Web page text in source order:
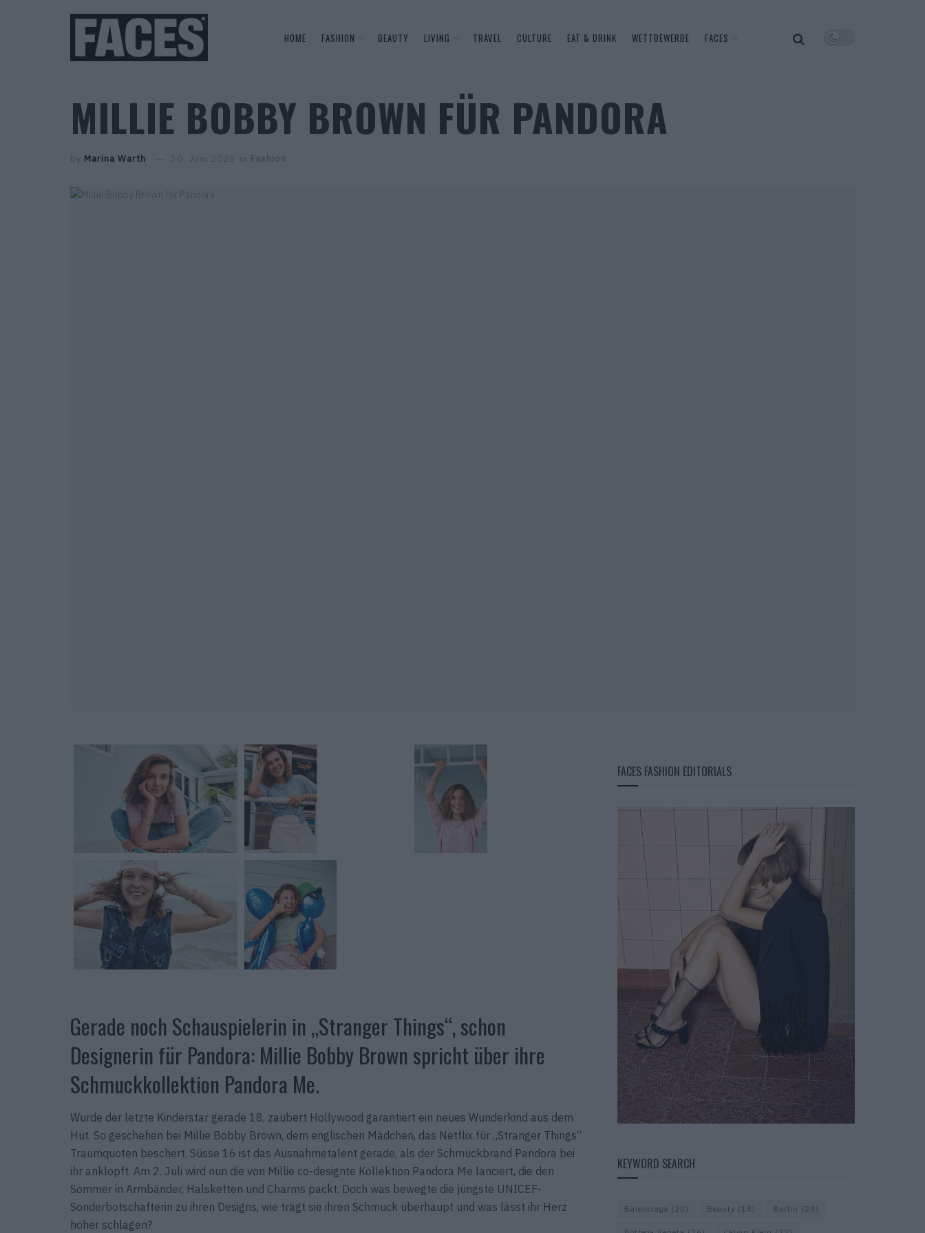
HOME FASHION BEAUTY LIVING TRAVEL CULTURE EAT & DRINK WETTBEWERBE FACES
MILLIE BOBBY BROWN FÜR PANDORA
by Marina Warth 30. Juni 2020 in Fashion
Gerade noch Schauspielerin in „Stranger Things“, schon
Designerin für Pandora: Millie Bobby Brown spricht über ihre
Schmuckkollektion Pandora Me.
Wurde der letzte Kinderstar gerade 18, zaubert Hollywood garantiert ein neues Wunderkind aus dem
Hut. So geschehen bei Millie Bobby Brown, dem englischen Mädchen, das Netflix für „Stranger Things“
Traumquoten beschert. Süsse 16 ist das Ausnahmetalent gerade, als der Schmuckbrand Pandora bei
ihr anklopft. Am 2. Juli wird nun die von Millie co-designte Kollektion Pandora Me lanciert, die den
Sommer in Armbänder, Halsketten und Charms packt. Doch was bewegte die jüngste UNICEF-
Sonderbotschafterin zu ihren Designs, wie trägt sie ihren Schmuck überhaupt und was lässt ihr Herz
höher schlagen?
FACES FASHION EDITORIALS
KEYWORD SEARCH
Balenciaga (20) Beauty (18) Berlin (29)